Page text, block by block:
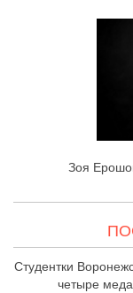
Зоя
Студентки
четыре